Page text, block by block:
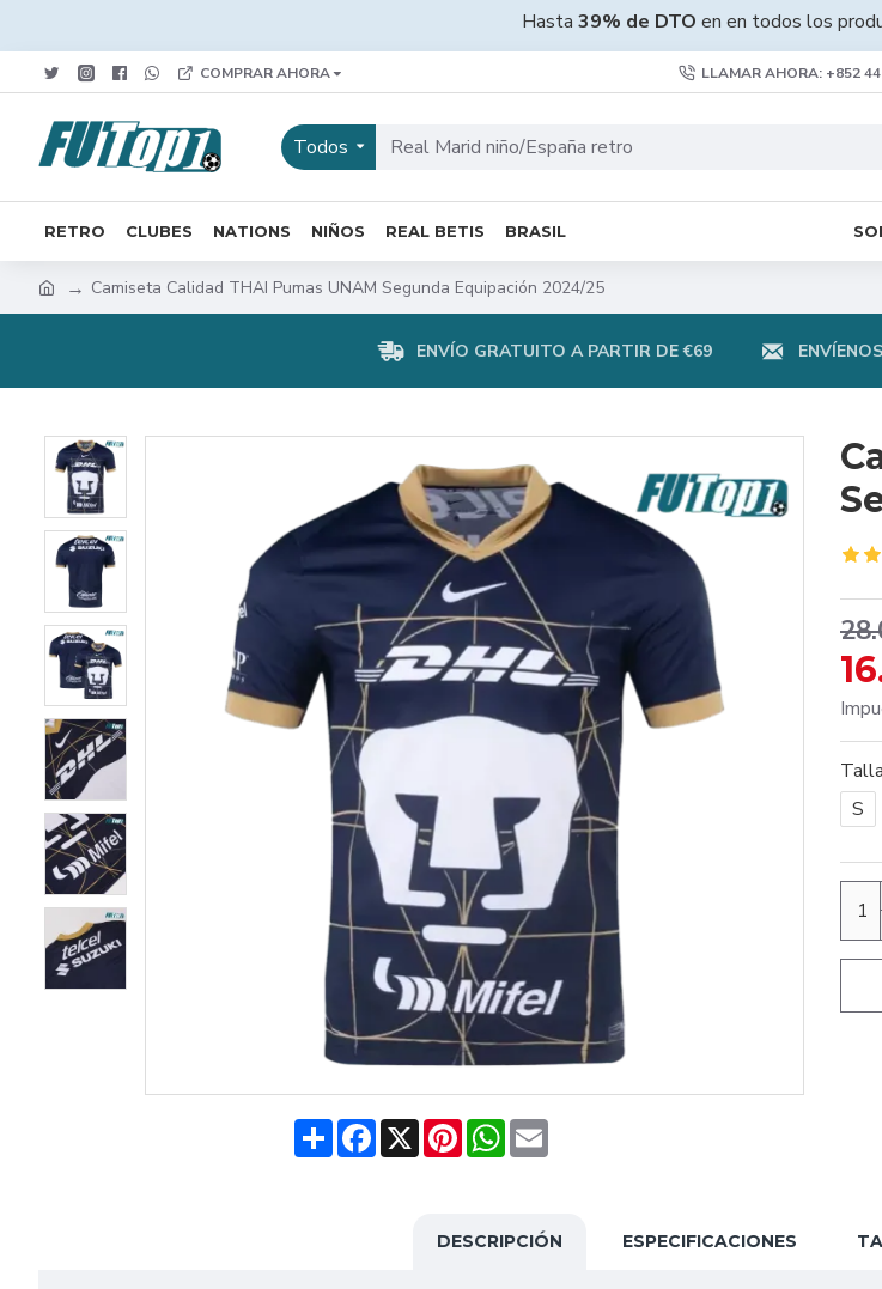
Hasta 39% de DTO en en todos los
COMPRAR AHORA LLAMAR AHORA: +852
Todos
RETRO CLUBES NATIONS NIÑOS REAL BETIS BRASIL
Camiseta Calidad THAI Pumas UNAM Segunda Equipación 2024/25
ENVÍO GRATUITO A PARTIR DE €69
ShareFacebook
X PinterestWhatsApp
Email
Talla
S
DESCRIPCIÓN ESPECIFICACIONES